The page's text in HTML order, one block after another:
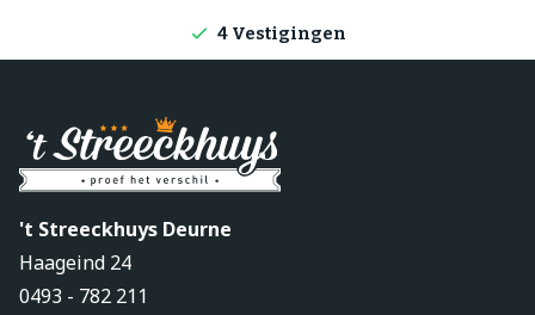
4 Vestigingen
't Streeckhuys Deurne
Haageind 24
0493 - 782 211